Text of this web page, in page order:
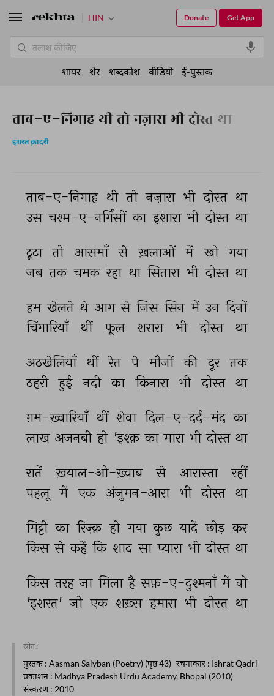
ताब-ए-निगाह थी तो नज़ारा भी दोस्त था
इशरत क़ादरी
ताब-ए-निगाह थी तो नज़ारा भी दोस्त था
उस चश्म-ए-नर्गिसीं का इशारा भी दोस्त था
टूटा तो आसमाँ से ख़लाओं में खो गया
जब तक चमक रहा था सितारा भी दोस्त था
हम खेलते थे आग से जिस सिन में उन दिनों
चिंगारियाँ
थीं फूल शरारा भी दोस्त था
अठखेलियाँ थीं रेत पे मौजों की दूर तक
ठहरी हुई नदी का किनारा भी दोस्त था
ग़म-ख़्वारियाँ थीं शेवा दिल-ए-दर्द-मंद का
लाख अजनबी हो 'इश्क़ का मारा भी दोस्त था
रातें ख़याल-ओ-ख़्वाब से आरास्ता
रहीं
पहलू में एक अंजुमन-आरा भी दोस्त था
मिट्टी का रिज़्क़ हो गया कुछ यादें छोड़ कर
किस से कहें कि शाद सा प्यारा भी दोस्त था
किस तरह जा मिला है सफ़-ए-दुश्मनाँ में वो
'इशरत' जो एक शख़्स हमारा भी दोस्त था
स्रोत :
पुस्तक : Aasman Saiyban (Poetry) (पृष्ठ 43) रचनाकार : Ishrat Qadri
प्रकाशन : Madhya Pradesh Urdu Academy, Bhopal (2010)
संस्करण: 2010
HIN Get App
Donate
शायर शेर शब्दकोश वीडियो ई-पुस्तक